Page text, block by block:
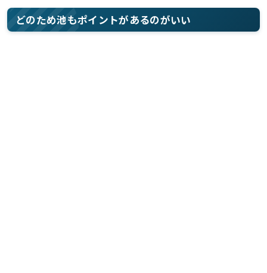
どのため池もポイントがあるのがいい